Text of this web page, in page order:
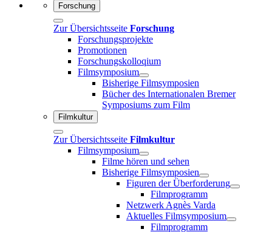
Forschung
Zur Übersichtsseite Forschung
Forschungsprojekte
Promotionen
Forschungskolloqium
Filmsymposium
Bisherige Filmsymposien
Bücher des Internationalen Bremer
Symposiums zum Film
Filmkultur
Zur Übersichtsseite Filmkultur
Filmsymposium
Filme hören und sehen
Bisherige Filmsymposien
Figuren der Überforderung
Filmprogramm
Netzwerk Agnès Varda
Aktuelles Filmsymposium
Filmprogramm